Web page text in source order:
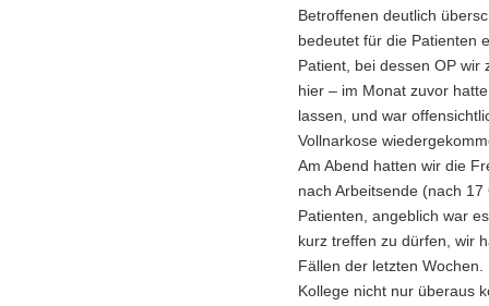
Betroffenen deutlich
bedeutet für die Patienten
Patient, bei dessen OP wir
hier – im Monat zuvor
lassen, und war
Vollnarkose
Am Abend hatten wir die
nach Arbeitsende (nach
Patienten, angeblich war
kurz treffen zu dürfen, wir
Fällen der letzten
Kollege nicht nur überaus